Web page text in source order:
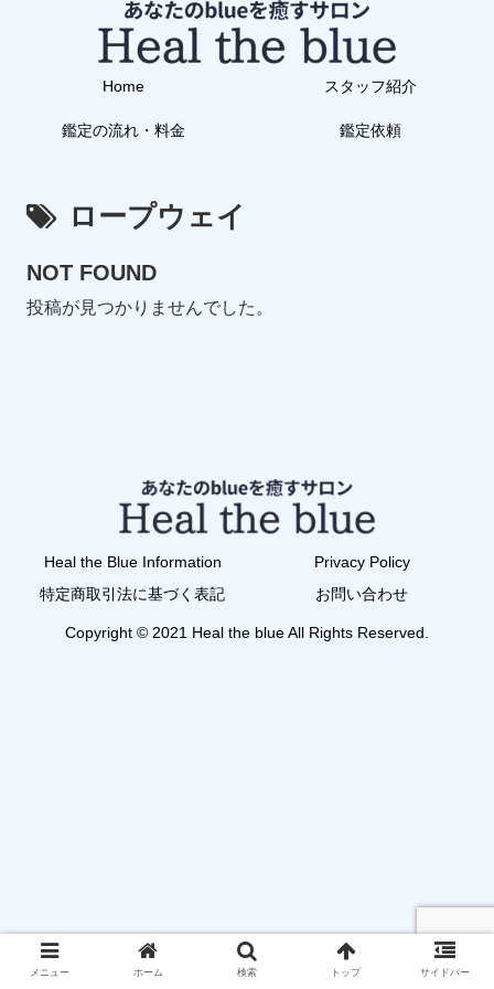
Home スタッフ紹介
鑑定の流れ・料金 鑑定依頼
ロープウェイ
NOT FOUND
投稿が見つかりませんでした。
Heal the Blue Information
Privacy Policy
特定商取引法に基づく表記
お問い合わせ
Copyright © 2021 Heal the blue All Rights Reserved.
メニュー ホーム 検索 トップ サイドバー